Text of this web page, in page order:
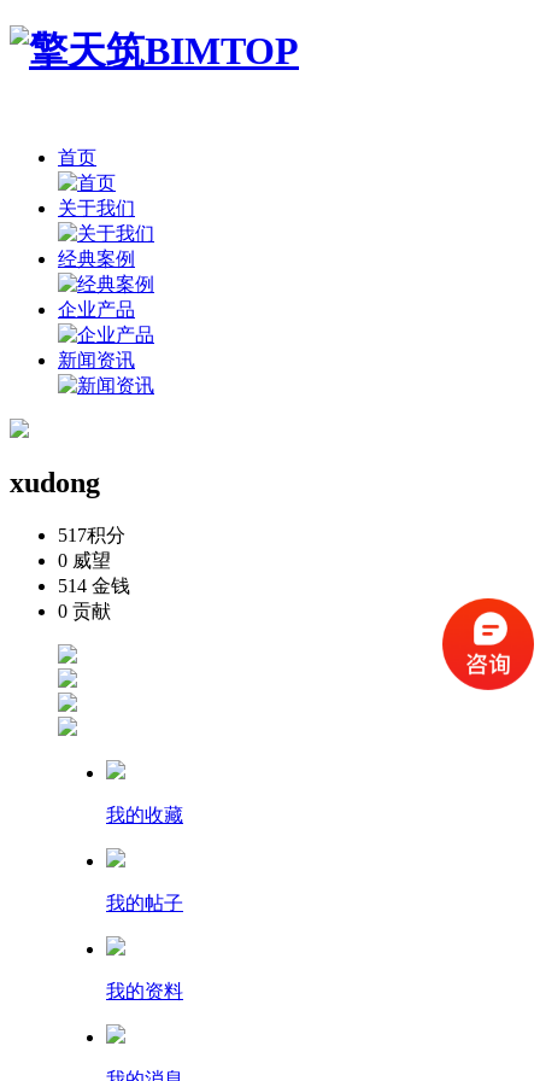
首页
关于我们
经典案例
企业产品
新闻资讯
xudong
517积分
0 威望
514 金钱
0 贡献
我的收藏
我的帖子
我的资料